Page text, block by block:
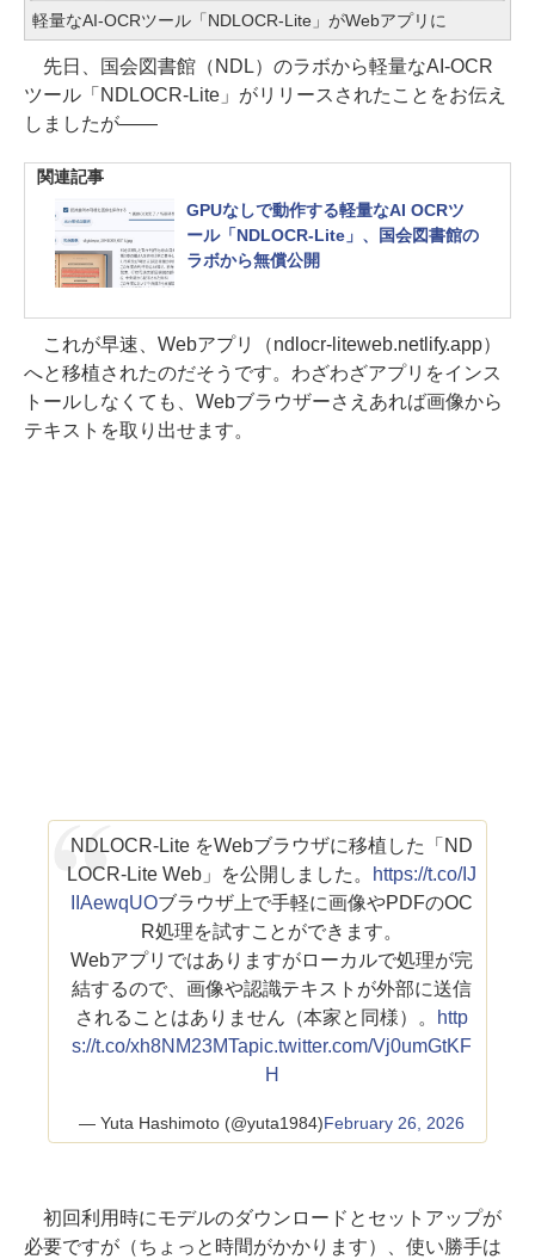
軽量なAI-OCRツール「NDLOCR-Lite」がWebアプリに
先日、国会図書館（NDL）のラボから軽量なAI-OCR
ツール「NDLOCR-Lite」がリリースされたことをお伝え
しましたが――
関連記事
GPUなしで動作する軽量なAI OCRツ
ール「NDLOCR-Lite」、国会図書館の
ラボから無償公開
これが早速、Webアプリ（ndlocr-liteweb.netlify.app）
へと移植されたのだそうです。わざわざアプリをインス
トールしなくても、Webブラウザーさえあれば画像から
テキストを取り出せます。
NDLOCR-Lite をWebブラウザに移植した「ND
LOCR-Lite Web」を公開しました。 https://t.co/IJ
IIAewqUOブラウザ上で手軽に画像やPDFのOC
R処理を試すことができます。
Webアプリではありますがローカルで処理が完
結するので、画像や認識テキストが外部に送信
されることはありません（本家と同様）。 http
s://t.co/xh8NM23MTapic.twitter.com/Vj0umGtKF
H
— Yuta Hashimoto (@yuta1984)February 26, 2026
初回利用時にモデルのダウンロードとセットアップが
必要ですが（ちょっと時間がかかります）、使い勝手は